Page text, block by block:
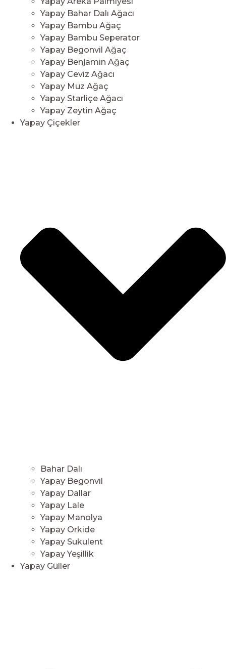
Yapay Bahar Dalı Ağacı
Yapay Bambu Ağaç
Yapay Bambu Seperator
Yapay Begonvil Ağaç
Yapay Benjamin Ağaç
Yapay Ceviz Ağacı
Yapay Muz Ağaç
Yapay Starliçe Ağacı
Yapay Zeytin Ağaç
Yapay Çiçekler
Bahar Dalı
Yapay Begonvil
Yapay Dallar
Yapay Lale
Yapay Manolya
Yapay Orkide
Yapay Sukulent
Yapay Yeşillik
Yapay Güller